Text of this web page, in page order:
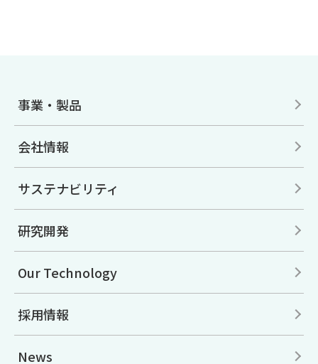
事業・製品
会社情報
サステナビリティ
研究開発
Our Technology
採用情報
News